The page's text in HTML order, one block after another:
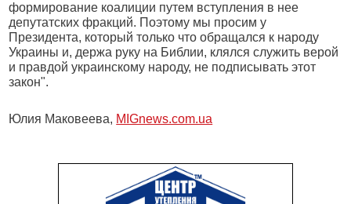
формирование коалиции путем вступления в нее
депутатских фракций. Поэтому мы просим у
Президента, который только что обращался к народу
Украины и, держа руку на Библии, клялся служить верой
и правдой украинскому народу, не подписывать этот
закон".
Юлия Маковеева, MIGnews.com.ua